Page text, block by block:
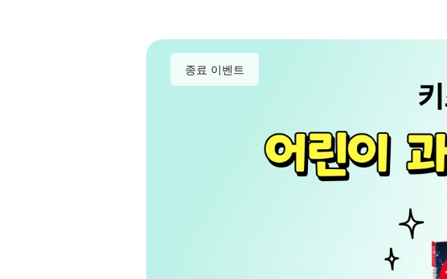
종료 이벤트